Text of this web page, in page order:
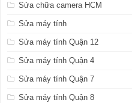
Sửa chữa camera HCM
Sửa máy tính
Sửa máy tính Quận 12
Sửa máy tính Quận 4
Sửa máy tính Quận 7
Sửa máy tính Quận 8